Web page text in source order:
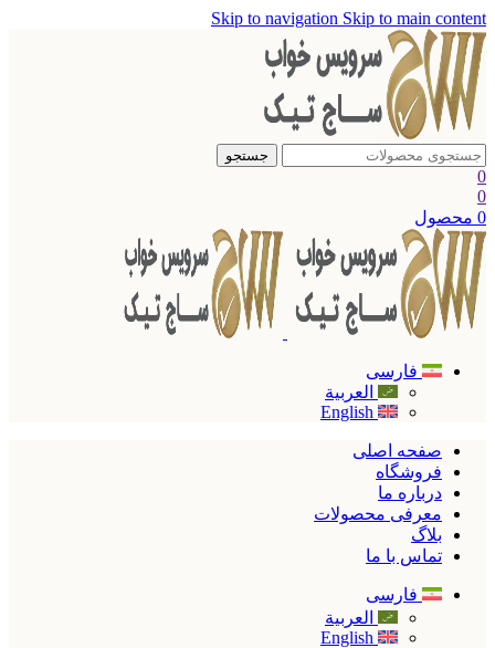
Skip to navigation Skip to main content
جستجو
0
0
0 محصول
فارسی
العربية
English
صفحه اصلی
فروشگاه
درباره ما
معرفی محصولات
بلاگ
تماس با ما
فارسی
العربية
English